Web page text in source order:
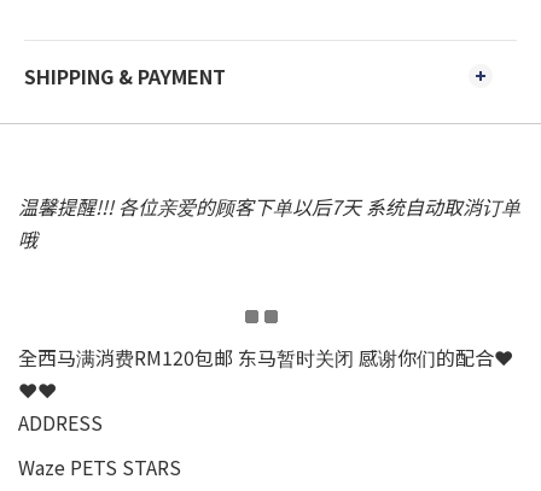
SHIPPING & PAYMENT
温馨提醒!!! 各位亲爱的顾客下单以后7天 系统自动取消订单
哦
全西马满消费RM120包邮 东马暂时关闭 感谢你们的配合❤
❤❤
ADDRESS
Waze PETS STARS